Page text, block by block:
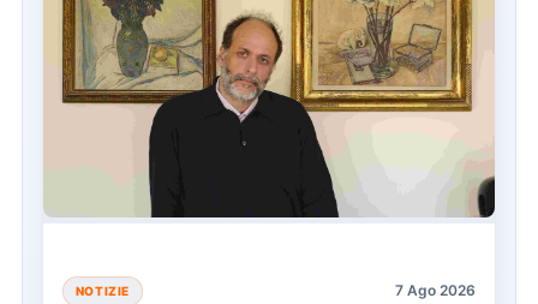
NOTIZIE 7 Ago 2026